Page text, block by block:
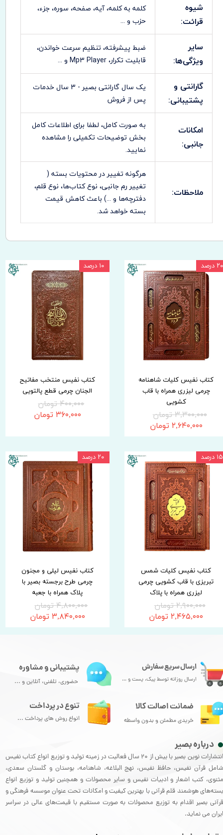
شیوه
قرائت:
کلمه به کلمه، آیه، صفحه، سوره، جزء،
حزب و ...
سایر
ویژگی‌ها:
ضبط پيشرفته، تنظيم سرعت خواندن،
قابليت تکرار، Mp3 Player و ...
گارانتی و
پشتیبانی:
یک سال گارانتی بصیر - 3 سال خدمات
پس از فروش
امکانات
جانبی:
به صورت کامل، لطفا برای اطلاعات کامل
بخش توضیحات تکمیلی را مشاهده
نمایید.
ملاحظات:
هرگونه تغییر در محتویات بسته (
تغییر رم جانبی، نوع کتاب‌ها، نوع قلم،
دفترچه‌ها و ...) باعث کاهش قیمت
بسته خواهد شد.
کتاب نفیس کلیات شاهنامه
چرمی لیزری همراه با قاب
کشویی
۳,۳۰۰,۰۰۰ تومان
۲,۶۴۰,۰۰۰ تومان
۲۰ درصد
کتاب نفیس منتخب مفاتیح
الجنان چرمی قطع پالتویی
۴۰۰,۰۰۰ تومان
۳۶۰,۰۰۰ تومان
۱۰ درصد
کتاب نفیس کلیات شمس
تبریزی با قاب کشویی چرمی
لیزری همراه با پلاک
۲,۹۰۰,۰۰۰ تومان
۲,۴۶۵,۰۰۰ تومان
۱۵ درصد
کتاب نفیس لیلی و مجنون
چرمی طرح برجسته بصیر با
پلاک همراه با جعبه
۴,۸۰۰,۰۰۰ تومان
۳,۸۴۰,۰۰۰ تومان
۲۰ درصد
درباره بصیر
انتشارات نوین بصیر با بیش از 20 سال فعالیت در زمینه تولید و توزیع انواع کتاب نفیس
شامل قرآن نفیس، حافظ نفیس، نهج البلاغه، شاهنامه، بوستان و گلستان سعدی،
مثنوی، کتب اشعار و ادبیات نفیس و سایر محصولات و همچنین تولید و توزیع انواع
بسته‌های هوشمند قلم قرآنی با بهترین کیفیت و امکانات تحت عنوان موسسه فرهنگی و
قرآنی بصیر اقدام به توزیع محصولات به صورت مستقیم با قیمت‌های عالی در سراسر
ایران می نماید.
ارسال سریع سفارش
ارسال روزانه توسط پیک، پست و ...
تنوع در پرداخت
انواع روش های پرداخت ...
پشتیبانی و مشاوره
حضوری، تلفنی، آنلاین و ...
ضمانت اصالت کالا
خریدی مطمئن و بدون واسطه